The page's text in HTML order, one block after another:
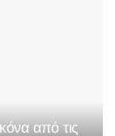
από τις